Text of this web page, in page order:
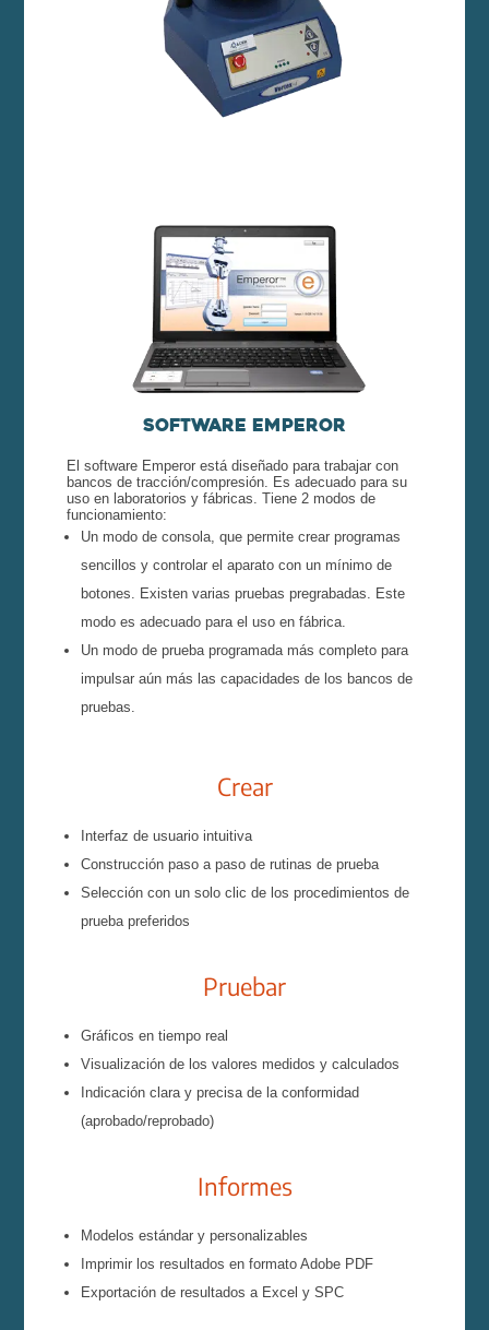
Software Emperor
El software Emperor está diseñado para trabajar con
bancos de tracción/compresión. Es adecuado para su
uso en laboratorios y fábricas. Tiene 2 modos de
funcionamiento:
Un modo de consola, que permite crear programas
sencillos y controlar el aparato con un mínimo de
botones. Existen varias pruebas pregrabadas. Este
modo es adecuado para el uso en fábrica.
Un modo de prueba programada más completo para
impulsar aún más las capacidades de los bancos de
pruebas.
Crear
Interfaz de usuario intuitiva
Construcción paso a paso de rutinas de prueba
Selección con un solo clic de los procedimientos de
prueba preferidos
Pruebar
Gráficos en tiempo real
Visualización de los valores medidos y calculados
Indicación clara y precisa de la conformidad
(aprobado/reprobado)
Informes
Modelos estándar y personalizables
Imprimir los resultados en formato Adobe PDF
Exportación de resultados a Excel y SPC